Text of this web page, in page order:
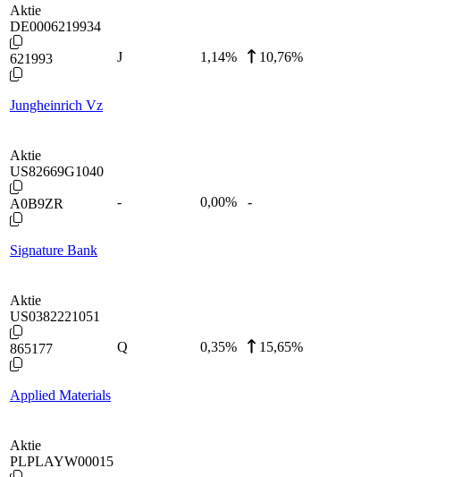
Aktie
DE0006219934
621993
Jungheinrich Vz
J 1,14% 10,76%
Aktie
US82669G1040
A0B9ZR
Signature Bank
- 0,00% -
Aktie
US0382221051
865177
Applied Materials
Q 0,35% 15,65%
Aktie
PLPLAYW00015